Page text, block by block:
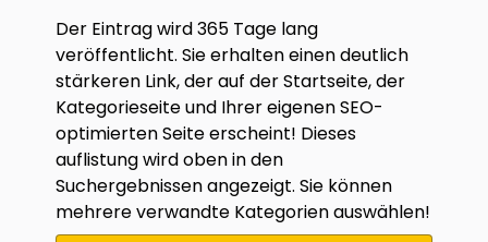
Der Eintrag wird 365 Tage lang
veröffentlicht. Sie erhalten einen deutlich
stärkeren Link, der auf der Startseite, der
Kategorieseite und Ihrer eigenen SEO-
optimierten Seite erscheint! Dieses
auflistung wird oben in den
Suchergebnissen angezeigt. Sie können
mehrere verwandte Kategorien auswählen!